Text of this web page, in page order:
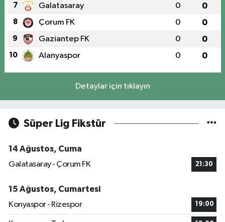
7 Galatasaray 0 0
8 Çorum FK 0 0
9 Gaziantep FK 0 0
10 Alanyaspor 0 0
Detaylar için tıklayın
Süper Lig Fikstür
14 Ağustos, Cuma
Galatasaray - Çorum FK
21:30
15 Ağustos, Cumartesi
Konyaspor - Rizespor
19:00